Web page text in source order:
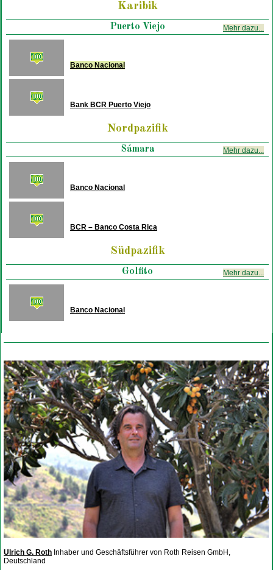
Karibik
Puerto Viejo Mehr dazu...
Banco Nacional
Bank BCR Puerto Viejo
Nordpazifik
Sámara Mehr dazu...
Banco Nacional
BCR – Banco Costa Rica
Südpazifik
Golfito Mehr dazu...
Banco Nacional
Ulrich G. Roth Inhaber und Geschäftsführer von Roth Reisen GmbH,
Deutschland